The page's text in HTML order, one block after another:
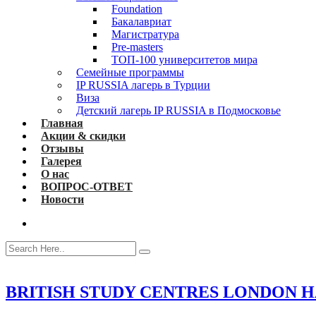
Foundation
Бакалавриат
Магистратура
Pre-masters
ТОП-100 университетов мира
Семейные программы
IP RUSSIA лагерь в Турции
Виза
Детский лагерь IP RUSSIA в Подмосковье
Главная
Акции & скидки
Отзывы
Галерея
О нас
ВОПРОС-ОТВЕТ
Новости
BRITISH STUDY CENTRES LONDON